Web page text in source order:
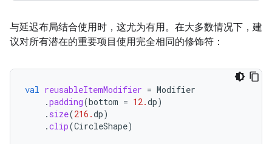
与延迟布局结合使用时，这尤为有用。在大多数情况下，建
议对所有潜在的重要项目使用完全相同的修饰符：
val reusableItemModifier = Modifier
.padding(bottom = 12.dp)
. size(216.dp)
.clip(CircleShape)